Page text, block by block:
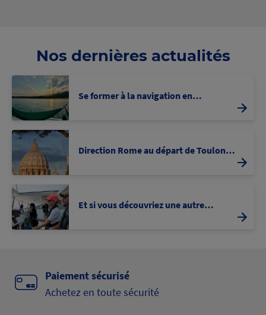
Nos dernières actualités
Se former à la navigation en…
Direction Rome au départ de Toulon…
Et si vous découvriez une autre…
Paiement sécurisé
Achetez en toute sécurité